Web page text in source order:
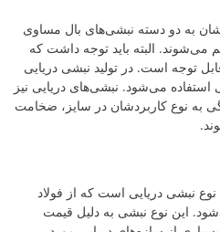
به دو دسته نبشی‌های بال مساوی
می‌شوند. البته باید توجه داشت که
توجه است. در تولید نبشی دریایی
می‌شود. نبشی‌های دریایی نیز
به نوع کاربردشان در سایز، ضخامت
نبشی دریایی است که از فولاد
این نوع نبشی به دلیل قیمت